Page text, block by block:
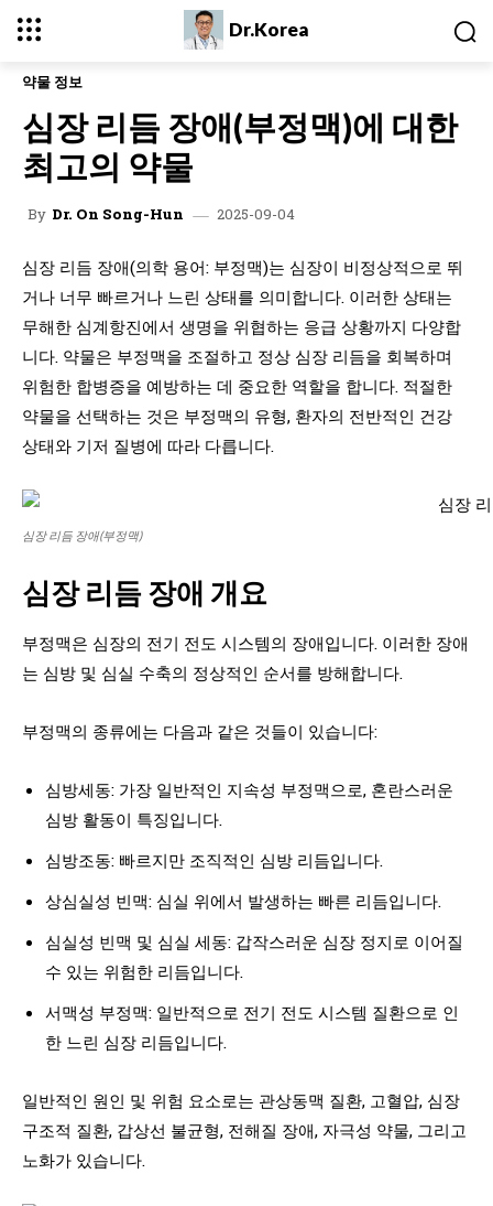
Dr.Korea
약물 정보
심장 리듬 장애(부정맥)에 대한
최고의 약물
By Dr. On Song-Hun 2025-09-04
심장 리듬 장애(의학 용어: 부정맥)는 심장이 비정상적으로 뛰
거나 너무 빠르거나 느린 상태를 의미합니다. 이러한 상태는
무해한 심계항진에서 생명을 위협하는 응급 상황까지 다양합
니다. 약물은 부정맥을 조절하고 정상 심장 리듬을 회복하며
위험한 합병증을 예방하는 데 중요한 역할을 합니다. 적절한
약물을 선택하는 것은 부정맥의 유형, 환자의 전반적인 건강
상태와 기저 질병에 따라 다릅니다.
심장 리듬 장애(부정맥)
심장 리듬 장애 개요
부정맥은 심장의 전기 전도 시스템의 장애입니다. 이러한 장애
는 심방 및 심실 수축의 정상적인 순서를 방해합니다.
부정맥의 종류에는 다음과 같은 것들이 있습니다:
심방세동: 가장 일반적인 지속성 부정맥으로, 혼란스러운
심방 활동이 특징입니다.
심방조동: 빠르지만 조직적인 심방 리듬입니다.
상심실성 빈맥: 심실 위에서 발생하는 빠른 리듬입니다.
심실성 빈맥 및 심실 세동: 갑작스러운 심장 정지로 이어질
수 있는 위험한 리듬입니다.
서맥성 부정맥: 일반적으로 전기 전도 시스템 질환으로 인
한 느린 심장 리듬입니다.
일반적인 원인 및 위험 요소로는 관상동맥 질환, 고혈압, 심장
구조적 질환, 갑상선 불균형, 전해질 장애, 자극성 약물, 그리고
노화가 있습니다.